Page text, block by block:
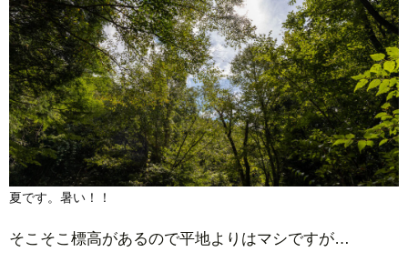
夏です。暑い！！
そこそこ標高があるので平地よりはマシですが…